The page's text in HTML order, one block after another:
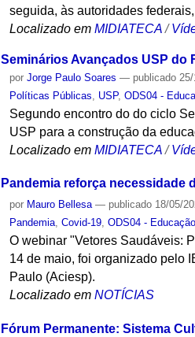
seguida, às autoridades
Localizado em MIDIATECA /
Seminários Avançados USP do
porJorge Paulo Soares — publicado
Políticas Públicas
USP,ODS04 -
Segundo encontro do do ciclo
USP para a construção da
Localizado em MIDIATECA /
Pandemia reforça necessidade
por Mauro Bellesa — publicado 18/05/
Pandemia,Covid-19,ODS04 -
O webinar "Vetores Saudáveis:
14 de maio, foi organizado pelo
Paulo (Aciesp).
Localizado em NOTÍCIAS
Fórum Permanente: Sistema